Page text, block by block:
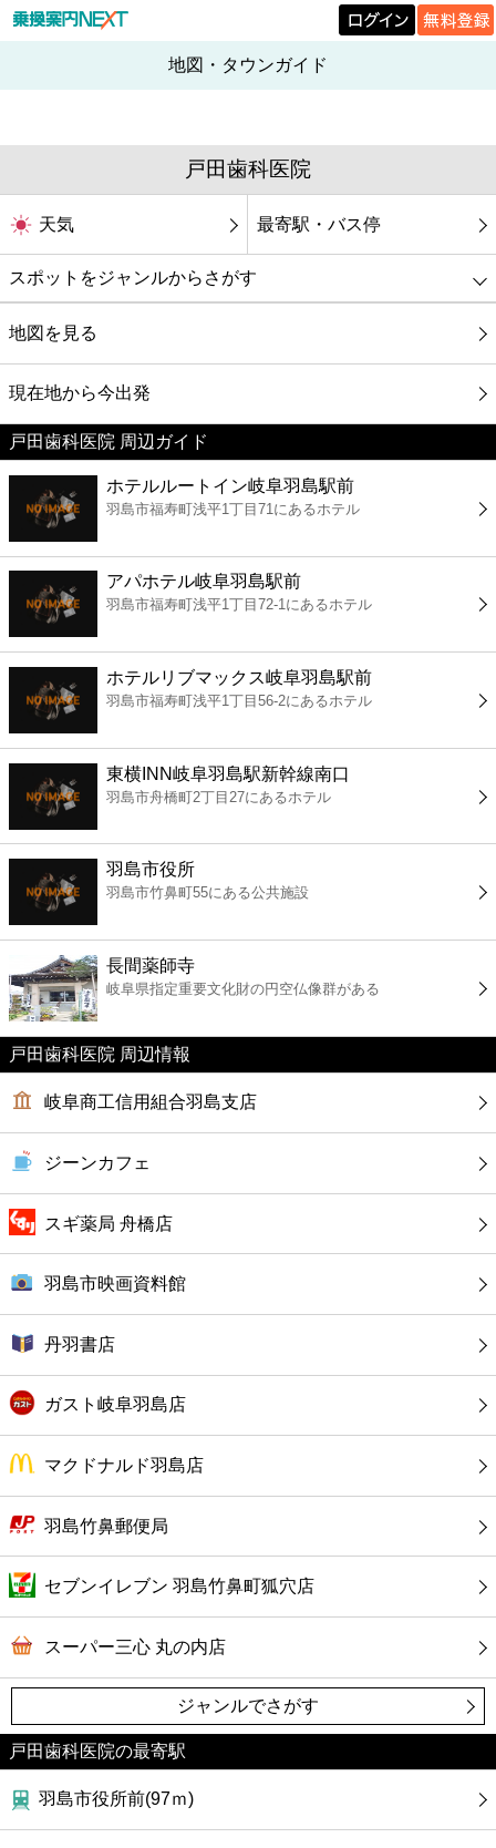
地図・タウンガイド
戸田歯科医院
天気 最寄駅・バス停
スポットをジャンルからさがす
グルメ
映画
美容
コンビニ
薬局
スーパー
エンタメ
レジャー
書店
ファミレス
ファーストフード
カフェ
ショッピング
病院
地図を見る
現在地から今出発
戸田歯科医院 周辺ガイド
ホテルルートイン岐阜羽島駅前
羽島市福寿町浅平1丁目71にあるホテル
アパホテル岐阜羽島駅前
羽島市福寿町浅平1丁目72-1にあるホテル
ホテルリブマックス岐阜羽島駅前
羽島市福寿町浅平1丁目56-2にあるホテル
東横INN岐阜羽島駅新幹線南口
羽島市舟橋町2丁目27にあるホテル
羽島市役所
羽島市竹鼻町55にある公共施設
長間薬師寺
岐阜県指定重要文化財の円空仏像群がある
戸田歯科医院 周辺情報
岐阜商工信用組合羽島支店
ジーンカフェ
スギ薬局 舟橋店
羽島市映画資料館
丹羽書店
ガスト岐阜羽島店
マクドナルド羽島店
羽島竹鼻郵便局
セブンイレブン 羽島竹鼻町狐穴店
スーパー三心 丸の内店
ジャンルでさがす
戸田歯科医院の最寄駅
羽島市役所前(97ｍ)